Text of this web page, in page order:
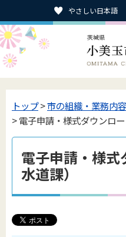
やさしい日本語
トップ>市の組織・業務内容
> 電子申請・様式ダウンロー
電子申請・様
水道課）